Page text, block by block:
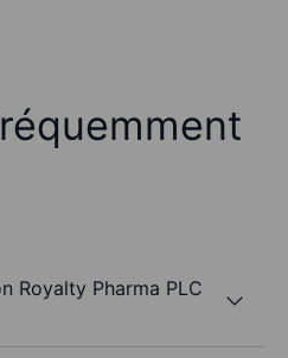
Royalty Pharma PLC